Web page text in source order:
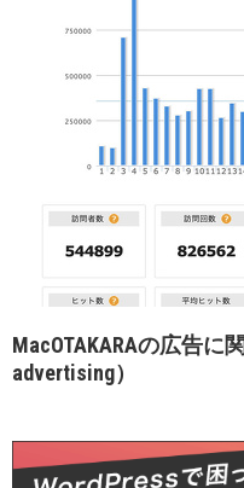
MacOTAKARAの広告に
advertising）